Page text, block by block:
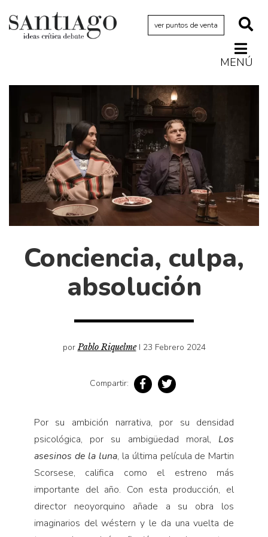
ver puntos de venta
MENÚ
Archivo Cenfoto-UDP
Arquetipos de situación
Artes visuales
Ciencia
Cine y televisión
Ciudad
Cómics
Cultura
Diccionario portátil de la literatura chilena
Historia material de los libros
Libros usados
Literatura
Medioambiente
Narrativas visuales
Pensamiento
Conciencia, culpa,
absolución
porPablo Riquelme I 23 Febrero 2024
Compartir:
Por su ambición narrativa, por su densidad
psicológica, por su ambigüedad moral, Los
asesinos de la luna, la última película de Martin
Scorsese, califica como el estreno más
importante del año. Con esta producción, el
director neoyorquino añade a su obra los
imaginarios del wéstern y le da una vuelta de